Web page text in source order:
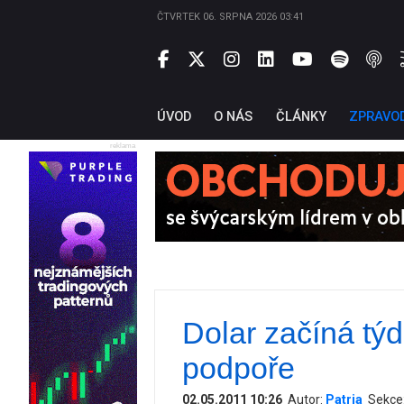
ČTVRTEK 06. SRPNA 2026 03:41
ÚVOD O NÁS ČLÁNKY
reklama
Dolar začíná
podpoře
02.05.2011 10:26 Autor: Patria Sekce: